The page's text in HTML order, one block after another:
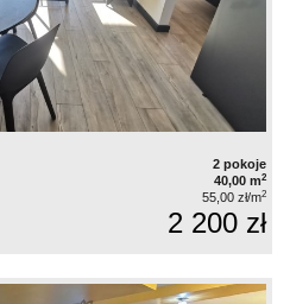
2 pokoje
40,00 m2
55,00 zł/m2
2 200 zł